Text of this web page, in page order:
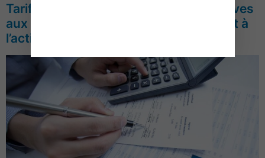
Tarifs des Notaires – Prestations relatives
aux prêts, dettes et sûretés participant à
l’activité économique – 2016